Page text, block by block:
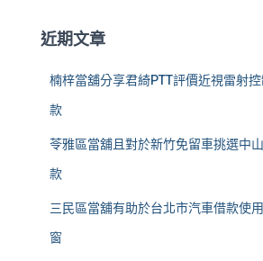
:近期文章
楠梓當舖分享君綺PTT評價近視雷射
款
苓雅區當舖且對於新竹免留車挑選中
款
三民區當舖有助於台北市汽車借款使
窗